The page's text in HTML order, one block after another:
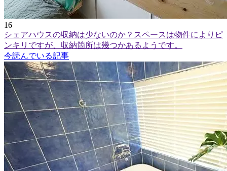
16
シェアハウスの収納は少ないのか？スペースは物件によりピ
ンキリですが、収納箇所は幾つかあるようです。
今読んでいる記事